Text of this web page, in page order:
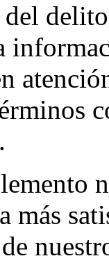
delito
.
más